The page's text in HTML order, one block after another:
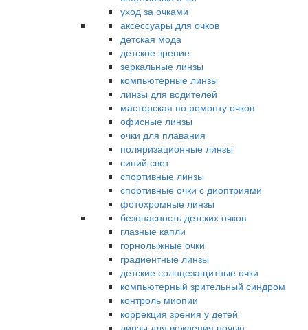
уход за очками
аксессуары для очков
детская мода
детское зрение
зеркальные линзы
компьютерные линзы
линзы для водителей
мастерская по ремонту очков
офисные линзы
очки для плавания
поляризационные линзы
синий свет
спортивные линзы
спортивные очки с диоптриями
фотохромные линзы
безопасность детских очков
глазные капли
горнолыжные очки
градиентные линзы
детские солнцезащитные очки
компьютерный зрительный синдром
контроль миопии
коррекция зрения у детей